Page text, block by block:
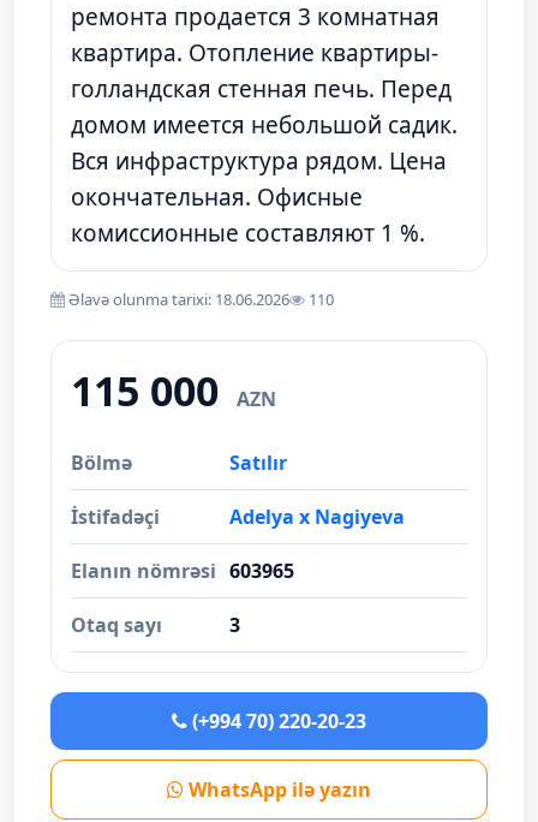
ремонта продается 3 комнатная
квартира. Отопление квартиры-
голландская стенная печь. Перед
домом имеется небольшой садик.
Вся инфраструктура рядом. Цена
окончательная. Офисные
комиссионные составляют 1 %.
Əlavə olunma tarixi: 18.06.2026 110
115 000 AZN
Bölmə Satılır
İstifadəçi Adelya x Nagiyeva
Elanın nömrəsi 603965
Otaq sayı 3
(+994 70) 220-20-23
WhatsApp ilə yazın